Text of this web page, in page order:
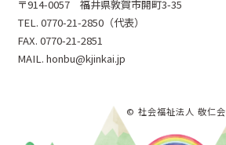
〒914-0057 福井県敦賀市開町3-35
TEL. 0770-21-2850（代表）
FAX. 0770-21-2851
MAIL. honbu@kjinkai.jp
© 社会福祉法人 敬仁会